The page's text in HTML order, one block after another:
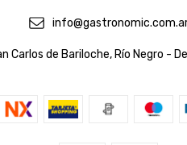
Carlos de Bariloche, Río Negro -